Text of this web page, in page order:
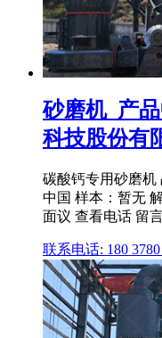
砂磨机_产
科技股份有
碳酸钙专用砂磨机
中国 样本：暂无
面议 查看电话 留
联系电话: 180 3780